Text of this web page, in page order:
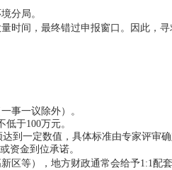
分局。
时间，最终错过申报窗口。因此，
事一议除外）。
于100万元。
到一定数值，具体标准由专家评审确
资金到位承诺。
区等），地方财政通常会给予1:1配